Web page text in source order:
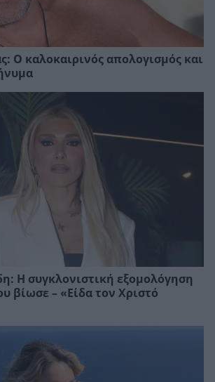
Ο καλοκαιρινός απολογισμός και
Η συγκλονιστική εξομολόγηση
βίωσε – «Είδα τον Χριστό